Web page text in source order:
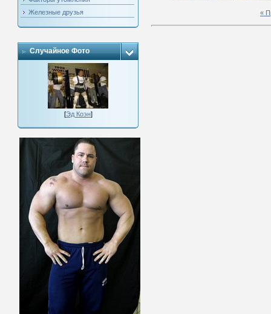
Железные друзья
Случайное Фото
[Эд Коэн]
«